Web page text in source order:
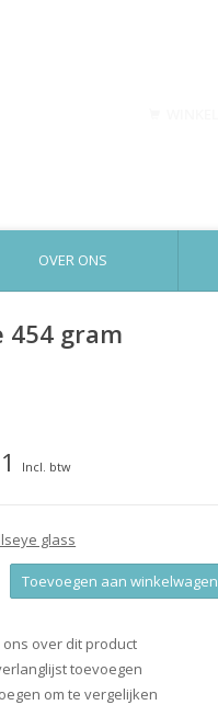
OVER ONS
454 gram
Incl. btw
glass
Toevoegen aan winkelwagen
ons over dit product
toevoegen
om te vergelijken